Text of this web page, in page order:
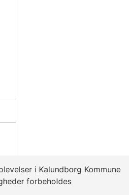
i Kalundborg Kommune
forbeholdes